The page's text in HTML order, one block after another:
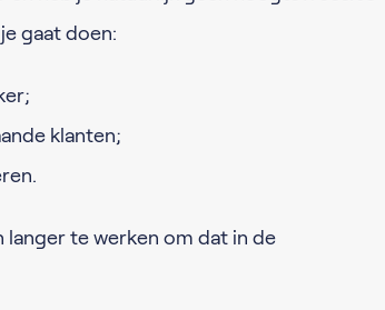
gaat doen:
klanten;
langer te werken om dat in de